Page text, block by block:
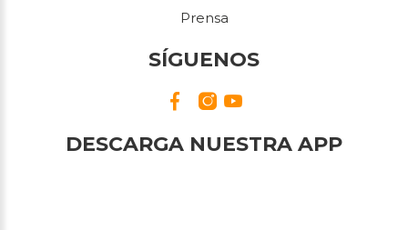
Prensa
SÍGUENOS
DESCARGA NUESTRA APP